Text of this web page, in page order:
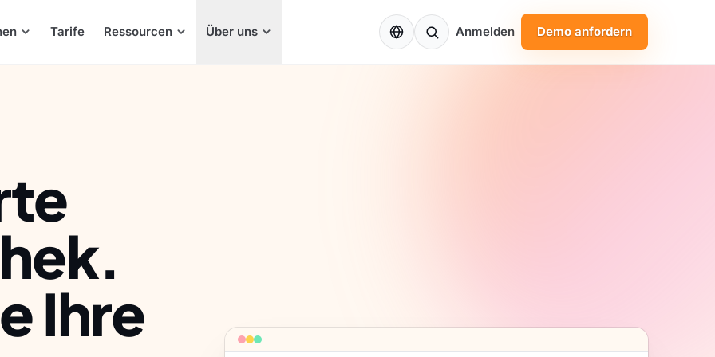
Tarife Ressourcen Über uns DE Anmelden Demo anfordern
Ihre